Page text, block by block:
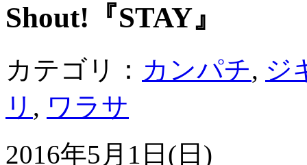
Shout!『STAY』
カテゴリ： カンパチ, ジ
リ , ワラサ
2016年5月1日(日)